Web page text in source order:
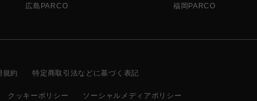
広島PARCO
福岡PARCO
規約 特定商取引法などに基づく表記
クッキーポリシー ソーシャルメディアポリシー